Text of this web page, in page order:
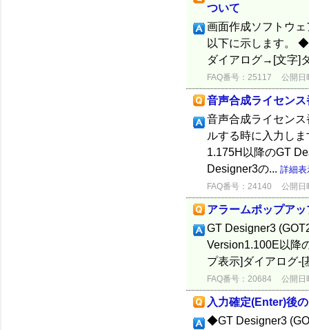
ついて
画面作成ソフトウ
以下に示します。
ダイアログ→[文字]
FAQ番号：25117 公開日
音声合成ライセン
音声合成ライセン
ルする時に入力し
1.175H以降のGT
Designer3の... 詳細表
FAQ番号：24140 公開日
アラームポップア
GT Designer3
Version1.100E以降
プ表示]ダイアログ
FAQ番号：20684 公開日
入力確定(Enter)後
◆GT Designer3